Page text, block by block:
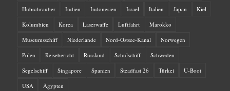
Hubschrauber
Indien Indonesien Israel Italien Japan
Kiel
Kolumbien
Korea Laserwaffe Luftfahrt
Marokko
Museumsschiff
Niederlande Nord-Ostsee-Kanal
Norwegen
Polen
Reisebericht Russland Schulschiff
Schweden
Segelschiff
Singapore Spanien Steadfast 26 Türkei
U-Boot
USA
Ägypten